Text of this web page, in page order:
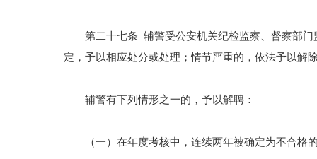
第二十七条 辅警受公安机关纪检监察、督察部门
定，予以相应处分或处理；情节严重的，依法予以解
辅警有下列情形之一的，予以解聘：
（一）在年度考核中，连续两年被确定为不合格